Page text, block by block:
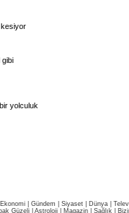
kesiyor
gibi
yolculuk
Ekonomi Gündem Siyaset Dünya |
Güzeli Astroloji Magazin Sağlık